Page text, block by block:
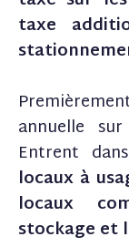
taxe
annuelle
Entrent
locaux à
locaux
stockage et